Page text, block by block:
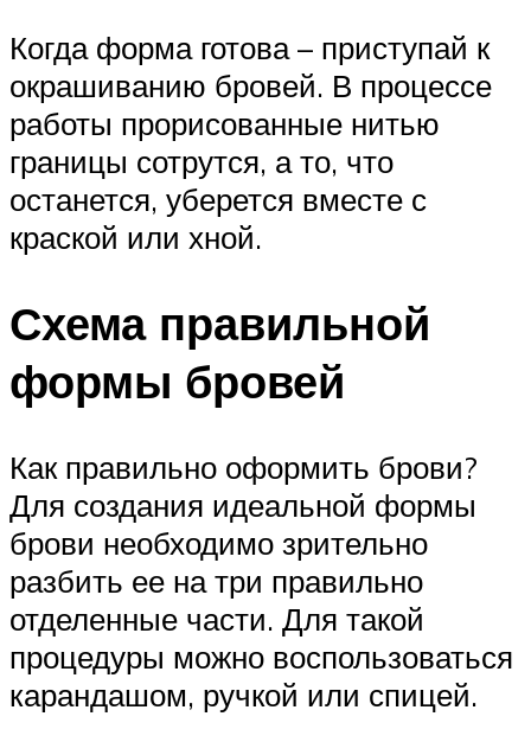
Когда форма готова – приступай к
окрашиванию бровей. В процессе
работы прорисованные нитью
границы сотрутся, а то, что
останется, уберется вместе с
краской или хной.
Схема правильной
формы бровей
Как правильно оформить брови?
Для создания идеальной формы
брови необходимо зрительно
разбить ее на три правильно
отделенные части. Для такой
процедуры можно воспользоваться
карандашом, ручкой или спицей.